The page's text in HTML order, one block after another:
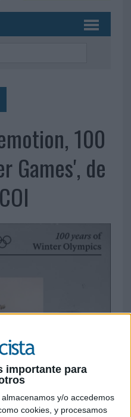
importante para
almacenamos y/o accedemos
cookies, y procesamos
100
Games', de